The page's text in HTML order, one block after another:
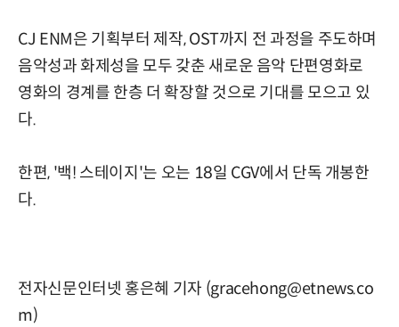
CJ ENM은 기획부터 제작, OST까지 전 과정을 주도하며
음악성과 화제성을 모두 갖춘 새로운 음악 단편영화로
영화의 경계를 한층 더 확장할 것으로 기대를 모으고 있
다.
한편, '백! 스테이지'는 오는 18일 CGV에서 단독 개봉한
다.
전자신문인터넷 홍은혜 기자 (gracehong@etnews.co
m)